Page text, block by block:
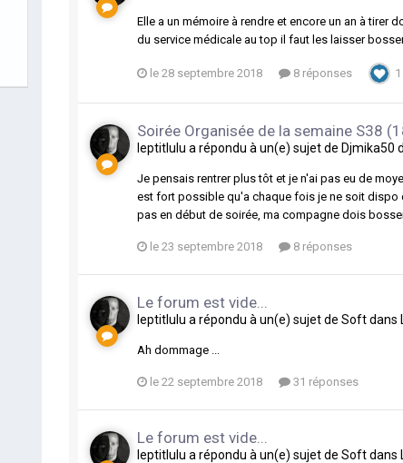
Elle a un mémoire à rendre et encore un an à tirer
du service médicale au top il faut les laisser
le 28 septembre 2018 8 réponses 1
Soirée Organisée de la semaine S38
leptitlulu a répondu à un(e) sujet de Djmika50
Je pensais rentrer plus tôt et je n'ai pas eu de
est fort possible qu'a chaque fois je ne soit dispo
pas en début de soirée, ma compagne dois bosser
le 23 septembre 2018 8 réponses
Le forum est vide...
leptitlulu a répondu à un(e) sujet deSoftdans
Ah dommage ...
le 22 septembre 2018 31 réponses
Le forum est vide...
leptitlulu a répondu à un(e) sujet deSoftdans